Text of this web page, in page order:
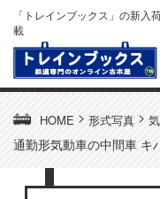
「トレインブックス」の新
載
HOME > 形式写真 >
通勤形気動車の中間車 キ